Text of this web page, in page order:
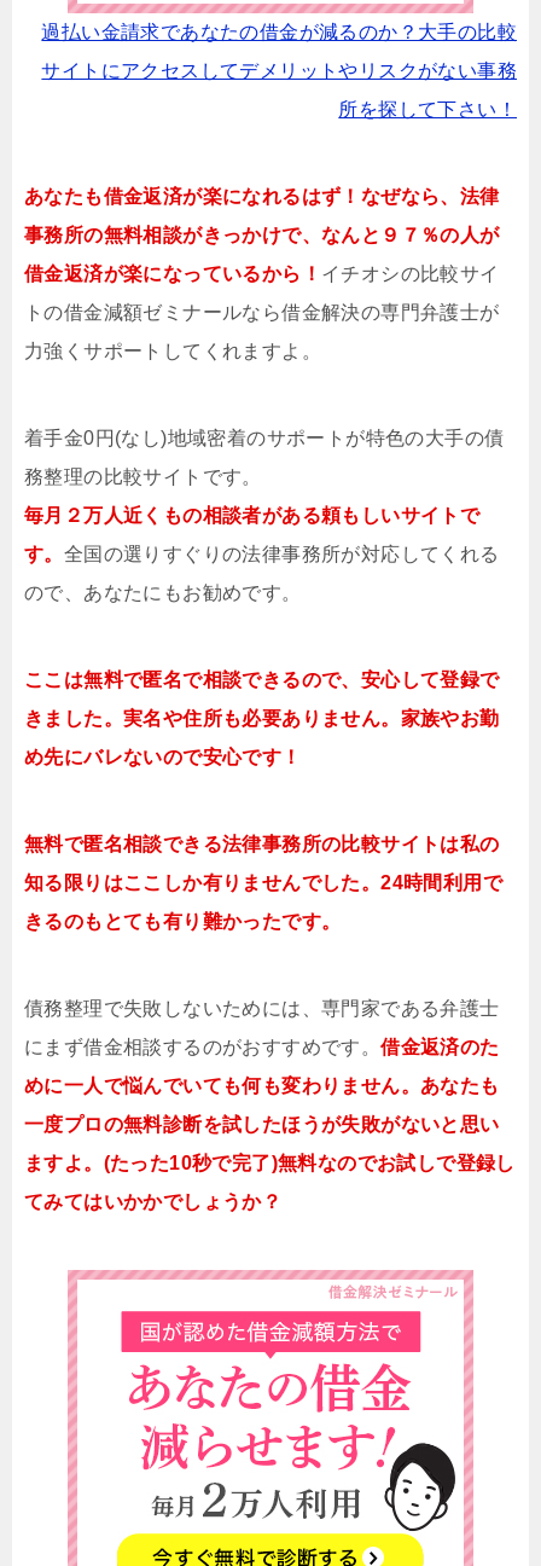
過払い金請求であなたの借金が減るのか？大手の比較
サイトにアクセスしてデメリットやリスクがない事務
所を探して下さい！
あなたも借金返済が楽になれるはず！なぜなら、法律
事務所の無料相談がきっかけで、なんと９７％の人が
借金返済が楽になっているから！ イチオシの比較サイ
トの借金減額ゼミナールなら借金解決の専門弁護士が
力強くサポートしてくれますよ。
着手金0円(なし)地域密着のサポートが特色の大手の債
務整理の比較サイトです。
毎月２万人近くもの相談者がある頼もしいサイトで
す。 全国の選りすぐりの法律事務所が対応してくれる
ので、あなたにもお勧めです。
ここは無料で匿名で相談できるので、安心して登録で
きました。実名や住所も必要ありません。家族やお勤
め先にバレないので安心です！
無料で匿名相談できる法律事務所の比較サイトは私の
知る限りはここしか有りませんでした。24時間利用で
きるのもとても有り難かったです。
債務整理で失敗しないためには、専門家である弁護士
にまず借金相談するのがおすすめです。借金返済のた
めに一人で悩んでいても何も変わりません。あなたも
一度プロの無料診断を試したほうが失敗がないと思い
ますよ。(たった10秒で完了)無料なのでお試しで登録し
てみてはいかかでしょうか？